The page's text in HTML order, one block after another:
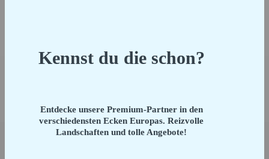
Kennst du die schon?
Entdecke unsere Premium-Partner in den
verschiedensten Ecken Europas. Reizvolle
Landschaften und tolle Angebote!